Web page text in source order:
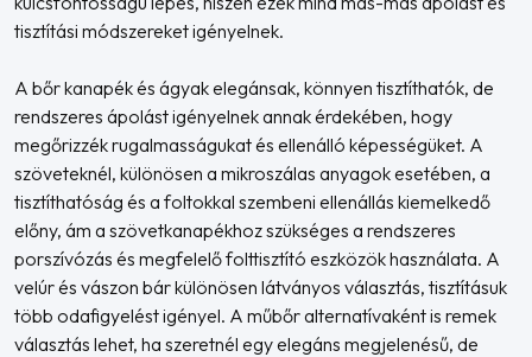
tisztítási módszereket igényelnek.
A bőr kanapék és ágyak elegánsak, könnyen tisztíthatók, de
rendszeres ápolást igényelnek annak érdekében, hogy
megőrizzék rugalmasságukat és ellenálló képességüket. A
szöveteknél, különösen a mikroszálas anyagok esetében, a
tisztíthatóság és a foltokkal szembeni ellenállás kiemelkedő
előny, ám a szövetkanapékhoz szükséges a rendszeres
porszívózás és megfelelő folttisztító eszközök használata. A
velúr és vászon bár különösen látványos választás, tisztításuk
több odafigyelést igényel. A műbőr alternatívaként is remek
választás lehet, ha szeretnél egy elegáns megjelenésű, de